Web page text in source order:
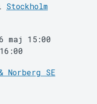
Stockholm
maj 15:00
Norberg SE